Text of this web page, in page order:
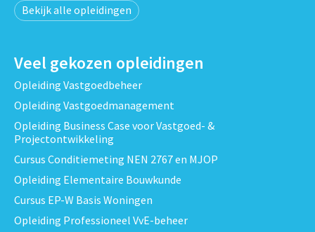
Bekijk alle opleidingen
Veel gekozen opleidingen
Opleiding Vastgoedbeheer
Opleiding Vastgoedmanagement
Opleiding Business Case voor Vastgoed- &
Projectontwikkeling
Cursus Conditiemeting NEN 2767 en MJOP
Opleiding Elementaire Bouwkunde
Cursus EP-W Basis Woningen
Opleiding Professioneel VvE-beheer